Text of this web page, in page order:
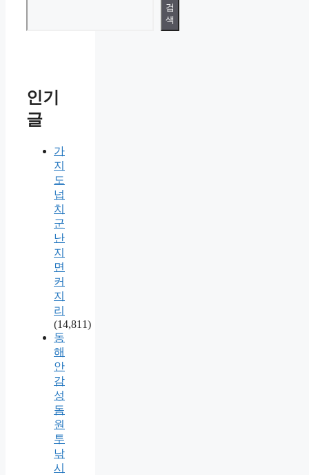
검
색
인기
글
가
지
도
넙
치
군
난
지
면
커
지
리
(14,811)
동
해
안
감
성
돔
원
투
낚
시